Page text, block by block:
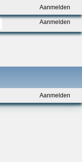
Aanmelden
Aanmelden
Aanmelden